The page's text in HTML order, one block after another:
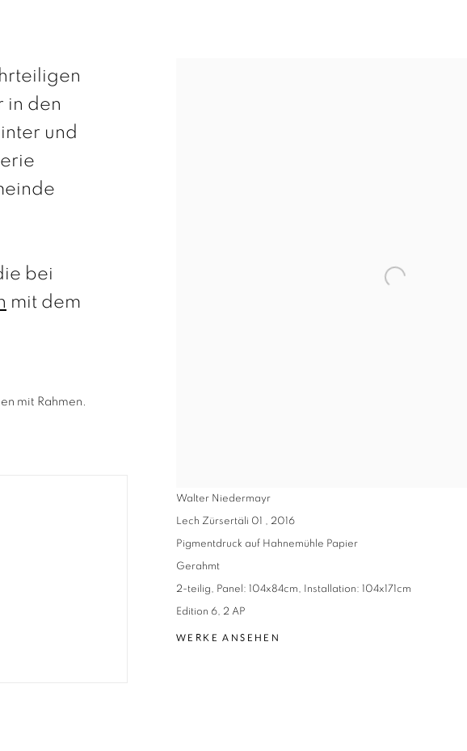
Walter Niedermayr
Lech Zürsertäli 01 , 2016
Pigmentdruck auf Hahnemühle Papier
Gerahmt
2-teilig, Panel: 104x84cm, Installation: 104x171cm
Edition 6, 2 AP
WERKE ANSEHEN
in den
und
bei
mit dem
mit Rahmen.